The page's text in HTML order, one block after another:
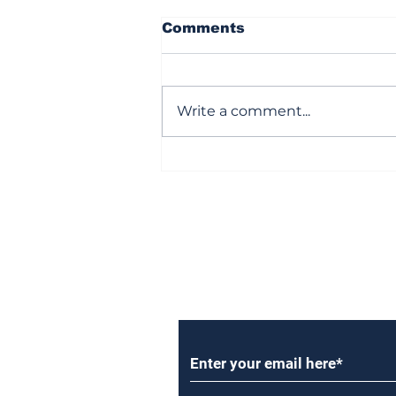
Comments
Write a comment...